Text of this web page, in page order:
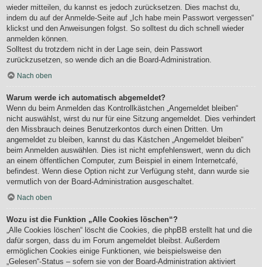
wieder mitteilen, du kannst es jedoch zurücksetzen. Dies machst du,
indem du auf der Anmelde-Seite auf „Ich habe mein Passwort vergessen“
klickst und den Anweisungen folgst. So solltest du dich schnell wieder
anmelden können.
Solltest du trotzdem nicht in der Lage sein, dein Passwort
zurückzusetzen, so wende dich an die Board-Administration.
Nach oben
Warum werde ich automatisch abgemeldet?
Wenn du beim Anmelden das Kontrollkästchen „Angemeldet bleiben“
nicht auswählst, wirst du nur für eine Sitzung angemeldet. Dies verhindert
den Missbrauch deines Benutzerkontos durch einen Dritten. Um
angemeldet zu bleiben, kannst du das Kästchen „Angemeldet bleiben“
beim Anmelden auswählen. Dies ist nicht empfehlenswert, wenn du dich
an einem öffentlichen Computer, zum Beispiel in einem Internetcafé,
befindest. Wenn diese Option nicht zur Verfügung steht, dann wurde sie
vermutlich von der Board-Administration ausgeschaltet.
Nach oben
Wozu ist die Funktion „Alle Cookies löschen“?
„Alle Cookies löschen“ löscht die Cookies, die phpBB erstellt hat und die
dafür sorgen, dass du im Forum angemeldet bleibst. Außerdem
ermöglichen Cookies einige Funktionen, wie beispielsweise den
„Gelesen“-Status – sofern sie von der Board-Administration aktiviert